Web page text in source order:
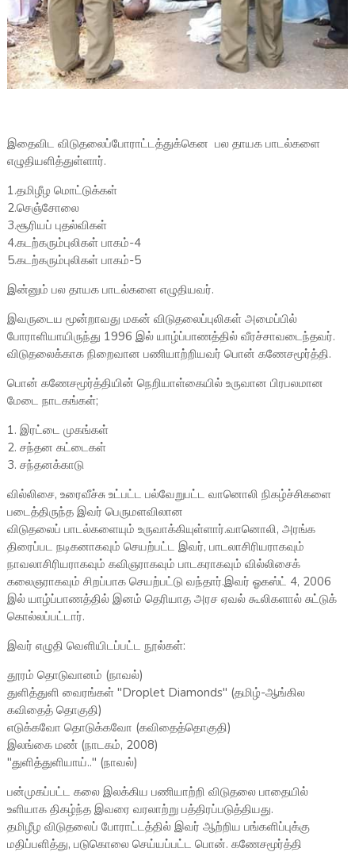
இதைவிட விடுதலைப்போராட்டத்துக்கென பல தாயக பாடல்களை
எழுதியளித்துள்ளார்.
1.தமிழீழ மொட்டுக்கள்
2.செஞ்சோலை
3.சூரியப் புதல்விகள்
4.கடற்கரும்புலிகள் பாகம்-4
5.கடற்கரும்புலிகள் பாகம்-5
இன்னும் பல தாயக பாடல்களை எழுதியவர்.
இவருடைய மூன்றாவது மகன் விடுதலைப்புலிகள் அமைப்பில்
போராளியாயிருந்து 1996 இல் யாழ்ப்பாணத்தில் வீரச்சாவடைந்தவர்.
விடுதலைக்காக நிறைவான பணியாற்றியவர் பொன் கணேசமூர்த்தி.
பொன் கணேசமூர்த்தியின் நெறியாள்கையில் உருவான பிரபலமான
மேடை நாடகங்கள்;
1. இரட்டை முகங்கள்
2. சந்தன கட்டைகள்
3. சந்தனக்காடு
வில்லிசை, உரைவீச்சு உட்பட்ட பல்வேறுபட்ட வானொலி நிகழ்ச்சிகளை
படைத்திருந்த இவர் பெருமளவிலான
விடுதலைப் பாடல்களையும் உருவாக்கியுள்ளார்.வானொலி, அரங்க
திரைப்பட நடிகனாகவும் செயற்பட்ட இவர், பாடலாசிரியராகவும்
நாவலாசிரியராகவும் கவிஞராகவும் பாடகராகவும் வில்லிசைக்
கலைஞராகவும் சிறப்பாக செயற்பட்டு வந்தார்.இவர் ஓகஸ்ட் 4, 2006
இல் யாழ்ப்பாணத்தில் இனம் தெரியாத அரச ஏவல் கூலிகளால் சுட்டுக்
கொல்லப்பட்டார்.
இவர் எழுதி வெளியிடப்பட்ட நூல்கள்:
தூரம் தொடுவானம் (நாவல்)
துளித்துளி வைரங்கள் "Droplet Diamonds" (தமிழ்-ஆங்கில
கவிதைத் தொகுதி)
எடுக்கவோ தொடுக்கவோ (கவிதைத்தொகுதி)
இலங்கை மண் (நாடகம், 2008)
"துளித்துளியாய்.." (நாவல்)
பன்முகப்பட்ட கலை இலக்கிய பணியாற்றி விடுதலை பாதையில்
உளியாக திகழ்ந்த இவரை வரலாற்று பத்திரப்படுத்தியது.
தமிழீழ விடுதலைப் போராட்டத்தில் இவர் ஆற்றிய பங்களிப்புக்கு
மதிப்பளித்து, படுகொலை செய்யப்பட்ட பொன். கணேசமூர்த்தி